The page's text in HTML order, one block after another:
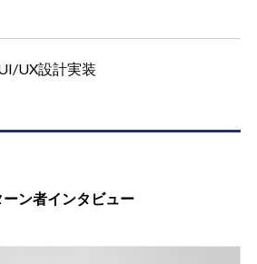
UX設計実装
ーン者インタビュー